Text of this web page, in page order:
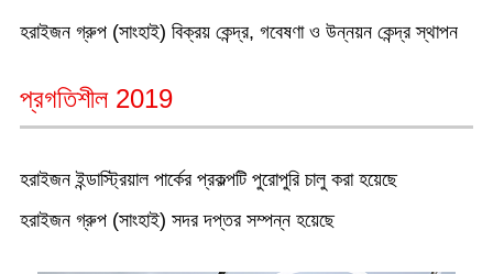
হরাইজন গ্রুপ (সাংহাই) বিক্রয় কেন্দ্র, গবেষণা ও উন্নয়ন কেন্দ্র স্থাপন
প্রগতিশীল 2019
হরাইজন ইন্ডাস্ট্রিয়াল পার্কের প্রকল্পটি পুরোপুরি চালু করা হয়েছে
হরাইজন গ্রুপ (সাংহাই) সদর দপ্তর সম্পন্ন হয়েছে